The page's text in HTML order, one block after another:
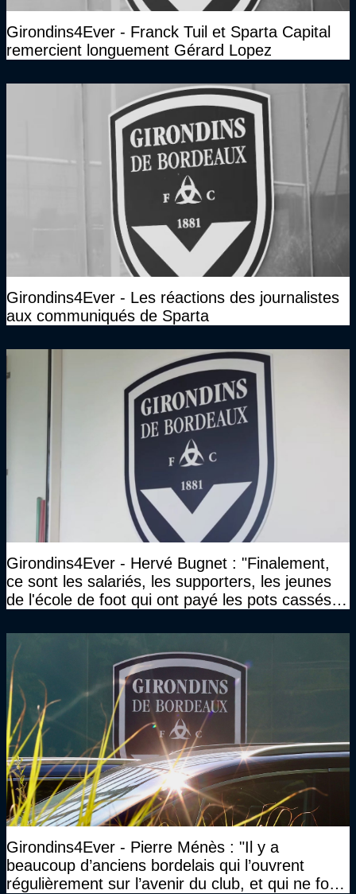
Girondins4Ever - Franck Tuil et Sparta Capital
remercient longuement Gérard Lopez
Girondins4Ever - Les réactions des journalistes
aux communiqués de Sparta
Girondins4Ever - Hervé Bugnet : "Finalement,
ce sont les salariés, les supporters, les jeunes
de l'école de foot qui ont payé les pots cassés
Girondins4Ever - Pierre Ménès : "Il y a
beaucoup d’anciens bordelais qui l’ouvrent
régulièrement sur l’avenir du club, et qui ne font